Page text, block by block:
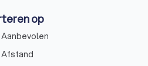
op
Aanbevolen
Afstand